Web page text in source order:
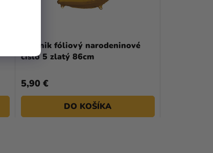
Balónik fóliový narodeninové
číslo 5 zlatý 86cm
5,90 €
DO KOŠÍKA